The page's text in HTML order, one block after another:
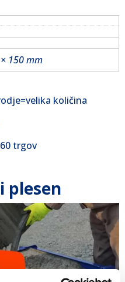
150 mm
količina
trgov
plesen